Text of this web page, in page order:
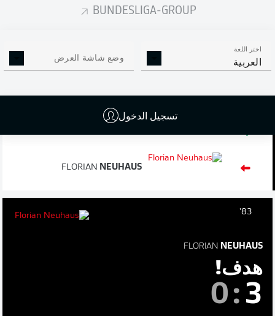
BUNDESLIGA-GROUP
اختر اللغة
العربية وضع شاشة العرض
تسجيل الدخول
STEFANLAINER
FLORIAN NEUHAUS
83'
FLORIAN NEUHAUS
هدف!
0: 3